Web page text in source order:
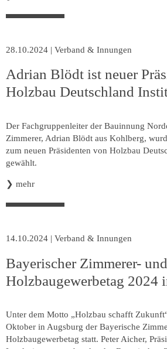
28.10.2024 | Verband & Innungen
Adrian Blödt ist neuer
Holzbau Deutschland
Der Fachgruppenleiter der Bauinnung
Zimmerer, Adrian Blödt aus Kohlberg,
zum neuen Präsidenten von Holzbau
gewählt.
❯ mehr
14.10.2024 | Verband & Innungen
Bayerischer Zimmerer- und
Holzbaugewerbetag 2024
Unter dem Motto „Holzbau schafft
Oktober in Augsburg der Bayerische
Holzbaugewerbetag statt. Peter Aicher,